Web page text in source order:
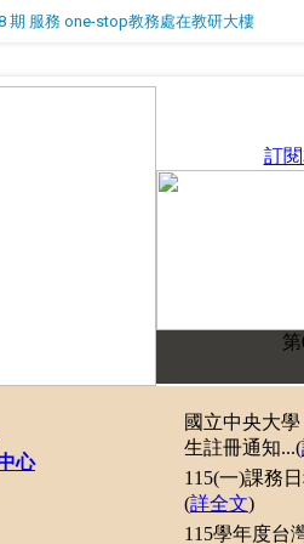
期 服務 one-stop教務處在教研大樓